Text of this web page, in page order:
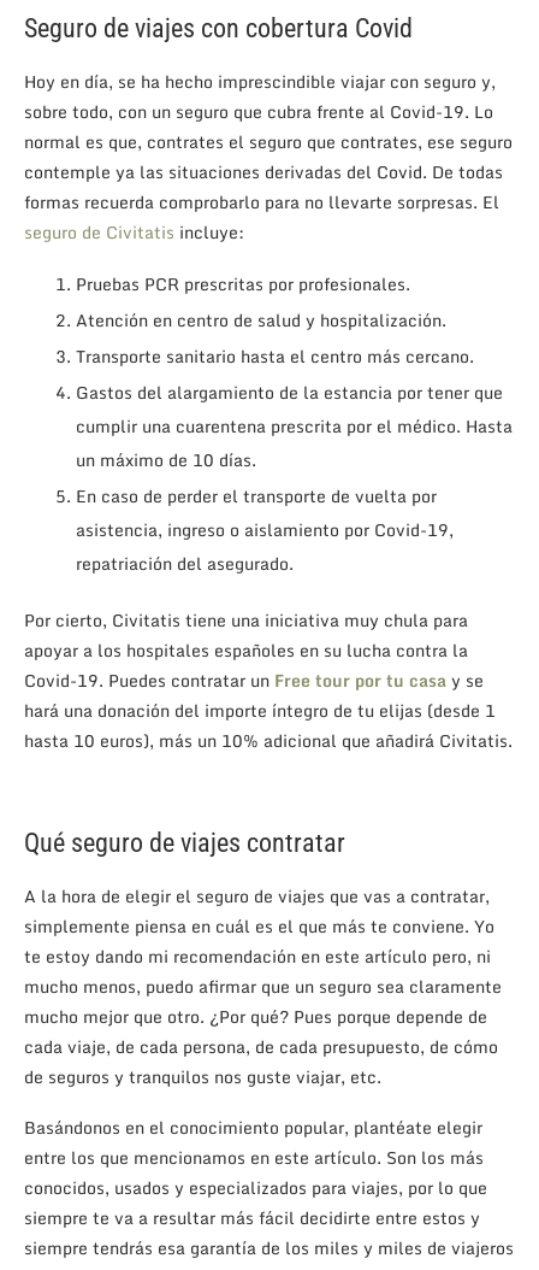
Seguro de viajes con cobertura Covid
Hoy en día, se ha hecho imprescindible viajar con seguro y,
sobre todo, con un seguro que cubra frente al Covid-19. Lo
normal es que, contrates el seguro que contrates, ese seguro
contemple ya las situaciones derivadas del Covid. De todas
formas recuerda comprobarlo para no llevarte sorpresas. El
seguro de Civitatis incluye:
Pruebas PCR prescritas por profesionales.
Atención en centro de salud y hospitalización.
Transporte sanitario hasta el centro más cercano.
Gastos del alargamiento de la estancia por tener que
cumplir una cuarentena prescrita por el médico. Hasta
un máximo de 10 días.
En caso de perder el transporte de vuelta por
asistencia, ingreso o aislamiento por Covid-19,
repatriación del asegurado.
Por cierto, Civitatis tiene una iniciativa muy chula para
apoyar a los hospitales españoles en su lucha contra la
Covid-19. Puedes contratar un Free tour por tu casay se
hará una donación del importe íntegro de tu elijas (desde 1
hasta 10 euros), más un 10% adicional que añadirá Civitatis.
Qué seguro de viajes contratar
A la hora de elegir el seguro de viajes que vas a contratar,
simplemente piensa en cuál es el que más te conviene. Yo
te estoy dando mi recomendación en este artículo pero, ni
mucho menos, puedo afirmar que un seguro sea claramente
mucho mejor que otro. ¿Por qué? Pues porque depende de
cada viaje, de cada persona, de cada presupuesto, de cómo
de seguros y tranquilos nos guste viajar, etc.
Basándonos en el conocimiento popular, plantéate elegir
entre los que mencionamos en este artículo. Son los más
conocidos, usados y especializados para viajes, por lo que
siempre te va a resultar más fácil decidirte entre estos y
siempre tendrás esa garantía de los miles y miles de viajeros